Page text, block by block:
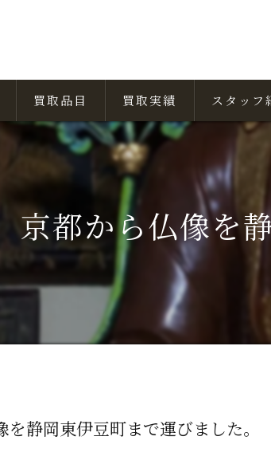
買取品目 買取実績 スタッフ
京都から仏像を
を静岡東伊豆町まで運びました。